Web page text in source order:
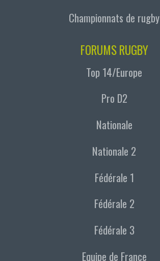
Championnats de rugby
FORUMS RUGBY
Top 14/Europe
Pro D2
Nationale
Nationale 2
Fédérale 1
Fédérale 2
Fédérale 3
Equipe de France